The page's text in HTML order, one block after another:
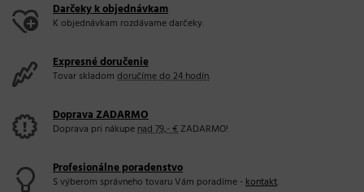
Darčeky k objednávkam
K objednávkam rozdávame darčeky.
Expresné doručenie
Tovar skladom doručíme do 24 hodín.
Doprava ZADARMO
Doprava pri nákupenad 79,- €ZADARMO!
Profesionálne poradenstvo
S výberom správneho tovaru Vám poradíme -kontakt.